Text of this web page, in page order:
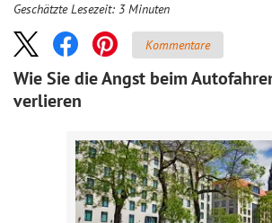
Geschätzte Lesezeit: 3 Minuten
Kommentare
Wie Sie die Angst beim
verlieren